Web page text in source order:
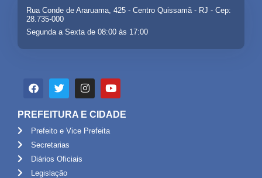
Rua Conde de Araruama, 425 - Centro Quissamã - RJ - Cep:
28.735-000
Segunda a Sexta de 08:00 às 17:00
PREFEITURA E CIDADE
Prefeito e Vice Prefeita
Secretarias
Diários Oficiais
Legislação